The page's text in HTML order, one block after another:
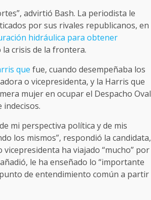
advirtió Bash. La periodista le
por sus rivales republicanos, en
hidráulica para obtener
crisis de la frontera.
que fue, cuando desempeñaba los
o vicepresidenta, y la Harris que
mujer en ocupar el Despacho Oval
indecisos.
mi perspectiva política y de mis
los mismos”, respondió la candidata,
ha viajado “mucho” por
le ha enseñado lo “importante
de entendimiento común a partir